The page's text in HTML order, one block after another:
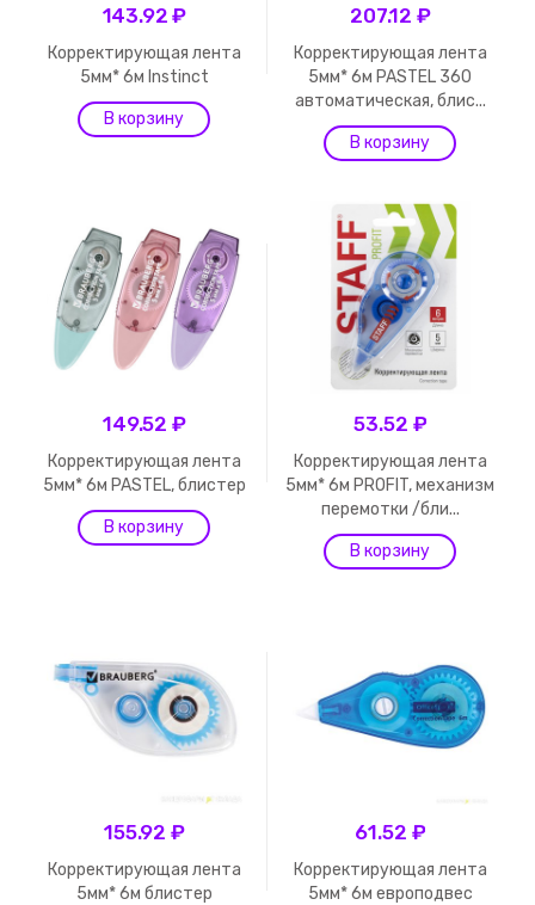
143.92 ₽
Корректирующая лента
5мм* 6м Instinct
207.12 ₽
Корректирующая лента
5мм* 6м PASTEL 360
автоматическая, блис...
149.52 ₽
Корректирующая лента
5мм* 6м PASTEL, блистер
53.52 ₽
Корректирующая лента
5мм* 6м PROFIT, механизм
перемотки /бли...
155.92 ₽
Корректирующая лента
5мм* 6м блистер
61.52 ₽
Корректирующая лента
5мм* 6м европодвес